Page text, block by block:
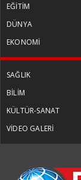
EĞİTİM
DÜNYA
EKONOMİ
SAĞLIK
BİLİM
KÜLTÜR-SANAT
VİDEO GALERİ